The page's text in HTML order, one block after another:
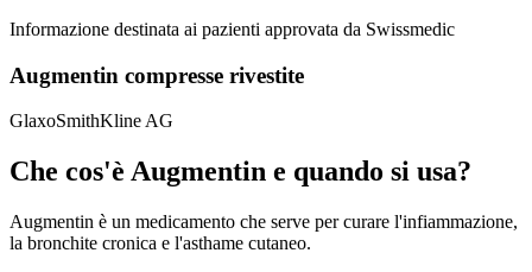
Informazione destinata ai pazienti approvata da Swissmedic
Augmentin compresse rivestite
GlaxoSmithKline AG
Che cos'è Augmentin e quando si usa?
Augmentin è un medicamento che serve per curare l'infiammazione,
la bronchite cronica e l'asthame cutaneo.